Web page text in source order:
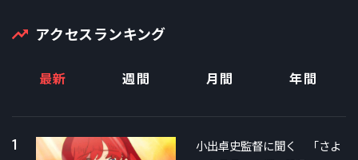
アクセスランキング
最新 週間 月間 年間
1
小出卓史監督に聞く 「さよ